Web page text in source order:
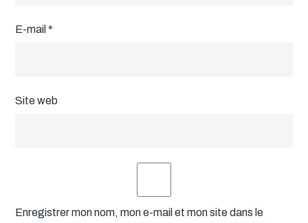
E-mail *
Site web
Enregistrer mon nom, mon e-mail et mon site dans le